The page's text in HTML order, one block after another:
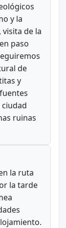
y la
de la
paso
de
y
ruinas
la ruta
la tarde